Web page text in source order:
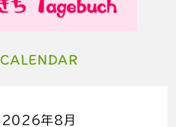
CALENDAR
2026年8月